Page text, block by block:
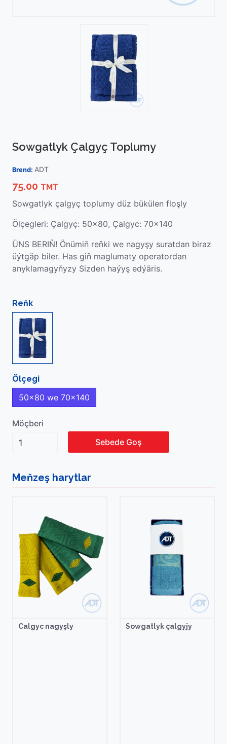
Sowgatlyk Çalgyç Toplumy
Brend: ADT
75.00 TMT
Sowgatlyk çalgyç toplumy düz bükülen floşly
Ölçegleri: Çalgyç: 50x80, Çalgyc: 70x140
ÜNS BERIŇ! Önümiň reňki we nagyşy suratdan biraz
üýtgäp biler. Has giň maglumaty operatordan
anyklamagyňyzy Sizden haýyş edýäris.
Reňk
Ölçegi
50x80 we 70x140
Möçberi
Sebede Goş
Meňzeş harytlar
Calgyc nagyşly Sowgatlyk çalgyjy